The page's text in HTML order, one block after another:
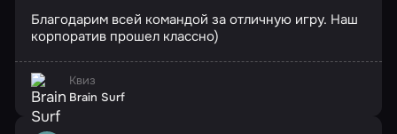
Благодарим всей командой за отличную игру. Наш
корпоратив прошел классно)
Квиз
Brain Surf